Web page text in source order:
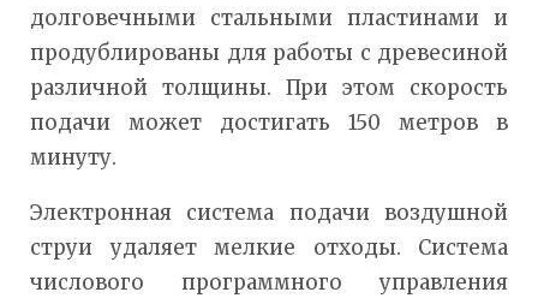
долговечными стальными пластинами и
продублированы для работы с древесиной
различной толщины. При этом скорость
подачи может достигать 150 метров в
минуту.
Электронная система подачи воздушной
струи удаляет мелкие отходы. Система
числового программного управления